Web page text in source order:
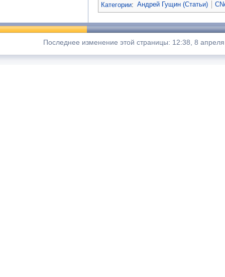
Категории: Андрей Гущин (Статьи)
Последнее изменение этой страницы: 12:38, 8